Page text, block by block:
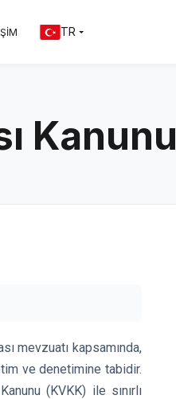
TR
Kanunu
mevzuatı kapsamında,
ve denetimine tabidir.
(KVKK) ile sınırlı